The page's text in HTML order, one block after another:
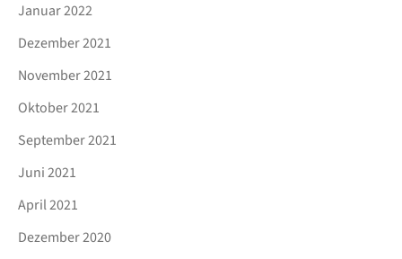
Januar 2022
Dezember 2021
November 2021
Oktober 2021
September 2021
Juni 2021
April 2021
Dezember 2020